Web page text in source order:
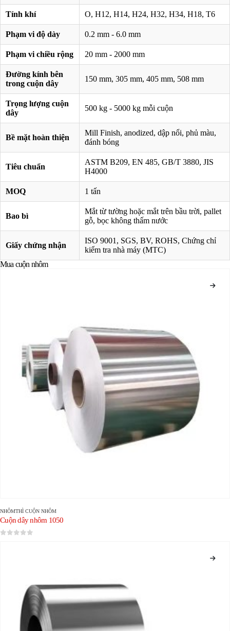
Tính khí O, H12, H14, H24, H32, H34, H18, T6
Phạm vi độ dày 0.2 mm - 6.0 mm
Phạm vi chiều rộng 20 mm - 2000 mm
Đường kính bên
trong cuộn dây
150 mm, 305 mm, 405 mm, 508 mm
Trọng lượng cuộn
dây
500 kg - 5000 kg mỗi cuộn
Bề mặt hoàn thiện
Mill Finish, anodized, dập nổi, phủ màu,
đánh bóng
Tiêu chuẩn
ASTM B209, EN 485, GB/T 3880, JIS
H4000
MOQ 1 tấn
Bao bì
Mắt từ tường hoặc mắt trên bầu trời, pallet
gỗ, bọc không thấm nước
Giấy chứng nhận
ISO 9001, SGS, BV, ROHS, Chứng chỉ
kiểm tra nhà máy (MTC)
Mua cuộn nhôm
NHÔMTHÌ CUỘN NHÔM
Cuộn dây nhôm 1050